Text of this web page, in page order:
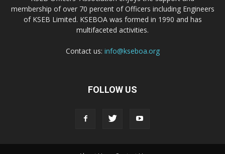
membership of over 70 percent of Officers including Engineers
of KSEB Limited. KSEBOA was formed in 1990 and has
multifaceted activities.
Contact us: info@kseboa.org
FOLLOW US